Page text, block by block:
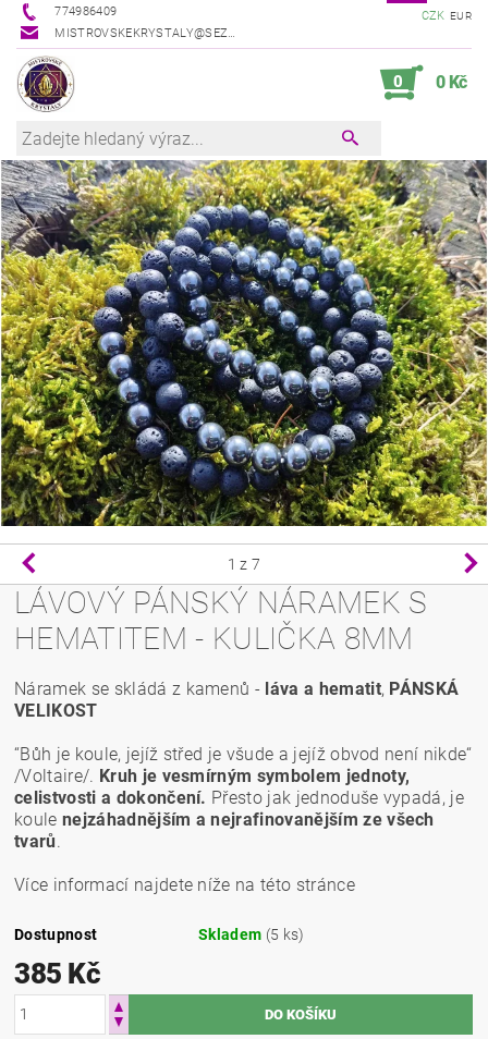
774986409
MISTROVSKEKRYSTALY@SEZNAM.CZ
CZK EUR
0 0 Kč
1 z 7
LÁVOVÝ PÁNSKÝ NÁRAMEK S
HEMATITEM - KULIČKA 8MM
Náramek se skládá z kamenů - láva a hematit, PÁNSKÁ
VELIKOST
“Bůh je koule, jejíž střed je všude a jejíž obvod není nikde“
/Voltaire/. Kruh je vesmírným symbolem jednoty,
celistvosti a dokončení. Přesto jak jednoduše vypadá, je
koulenejzáhadnějším a nejrafinovanějším ze všech
tvarů.
Více informací najdete níže na této stránce
Dostupnost Skladem (5 ks)
385 Kč